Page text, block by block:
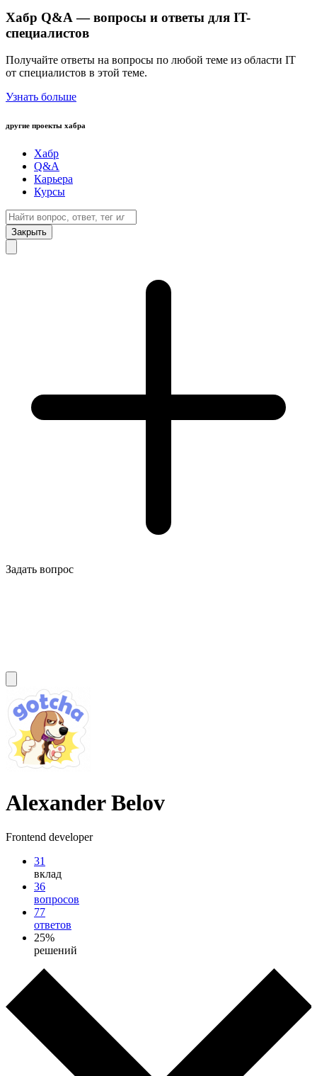
Хабр Q&A — вопросы и ответы для IT-
специалистов
Получайте ответы на вопросы по любой теме из области IT
от специалистов в этой теме.
Узнать больше
другие проекты хабра
Хабр
Q&A
Карьера
Курсы
Закрыть
Задать вопрос
Alexander Belov
Frontend developer
31
вклад
36
вопросов
77
ответов
25%
решений